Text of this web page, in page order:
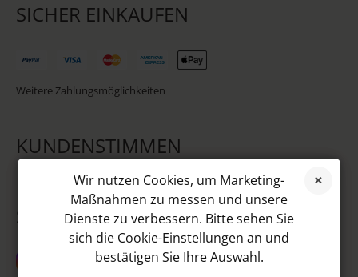
SICHER EINKAUFEN
Weitere Zahlungsmöglichkeiten
KUNDENSTIMMEN
SOCIAL MEDIA
Wir nutzen Cookies, um Marketing-
Maßnahmen zu messen und unsere
Dienste zu verbessern. Bitte sehen Sie
sich die Cookie-Einstellungen an und
bestätigen Sie Ihre Auswahl.